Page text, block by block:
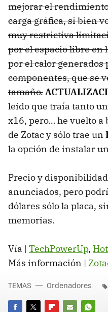
mejorar el
carga gráfica, si bien
muy restrictiva
por el espacio libre en
por el calor generados
componentes, que se
tamaño.
leido que traía tanto
x16, pero… he vuelto a
de Zotac y sólo trae un
la opción de instalar
Precio y
anunciados, pero
dólares sólo la placa,
memorias.
Vía | TechPowerUp,
Más información |
TEMAS Ordenadores